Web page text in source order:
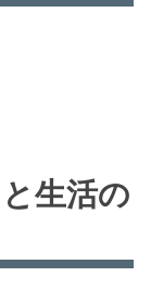
生活の